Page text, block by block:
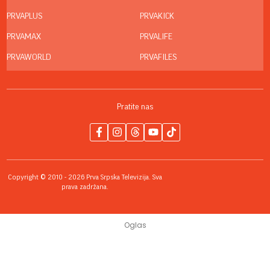
PRVAPLUS
PRVAMAX
PRVAWORLD
PRVAKICK
PRVALIFE
PRVAFILES
Pratite nas
Copyright © 2010 - 2026 Prva Srpska Televizija. Sva
prava zadržana.